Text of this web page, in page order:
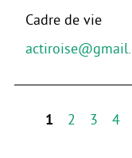
Cadre de vie
1 2 3 4